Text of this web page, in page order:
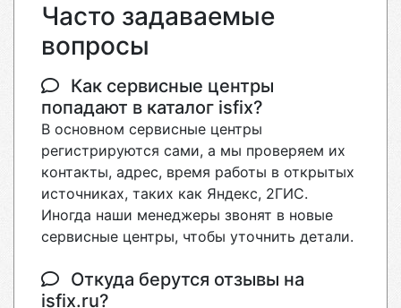
Часто задаваемые
вопросы
Как сервисные центры
попадают в каталог isfix?
В основном сервисные центры
регистрируются сами, а мы проверяем их
контакты, адрес, время работы в открытых
источниках, таких как Яндекс, 2ГИС.
Иногда наши менеджеры звонят в новые
сервисные центры, чтобы уточнить детали.
Откуда берутся отзывы на
isfix.ru?